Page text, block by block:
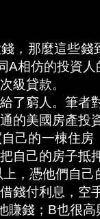
，那麼這些
A相仿的投資人
級貸款。
了窮人。筆者
的美國房產投
己的一棟住
自己的房子抵
，憑他們自
錢付利息，空
賺錢；B也很